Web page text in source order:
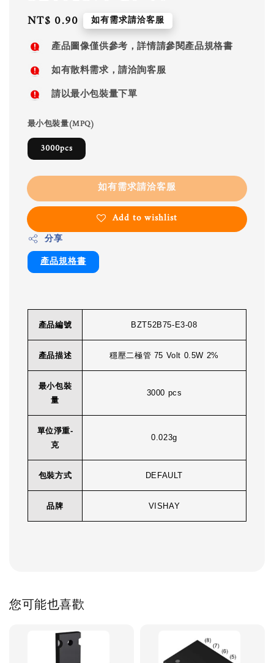
Regular
price
NT$ 0.90 如有需求請洽客服
產品圖像僅供參考，詳情請參閱產品規格書
如有散料需求，請洽詢客服
請以最小包裝量下單
最小包裝量(MPQ)
3000pcs
如有需求請洽客服
Add to wishlist
分享
產品規格書
產品編號 BZT52B75-E3-08
產品描述 穩壓二極管 75 Volt 0.5W 2%
最小包裝
量
3000 pcs
單位淨重-
克
0.023g
包裝方式 DEFAULT
品牌 VISHAY
您可能也喜歡